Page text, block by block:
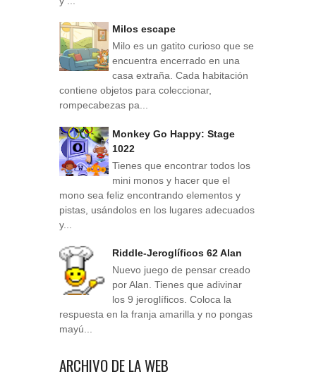
Milos escape
Milo es un gatito curioso que se
encuentra encerrado en una
casa extraña. Cada habitación
contiene objetos para coleccionar,
rompecabezas pa...
Monkey Go Happy: Stage
1022
Tienes que encontrar todos los
mini monos y hacer que el
mono sea feliz encontrando elementos y
pistas, usándolos en los lugares adecuados
y...
Riddle-Jeroglíficos 62 Alan
Nuevo juego de pensar creado
por Alan. Tienes que adivinar
los 9 jeroglíficos. Coloca la
respuesta en la franja amarilla y no pongas
mayú...
ARCHIVO DE LA WEB